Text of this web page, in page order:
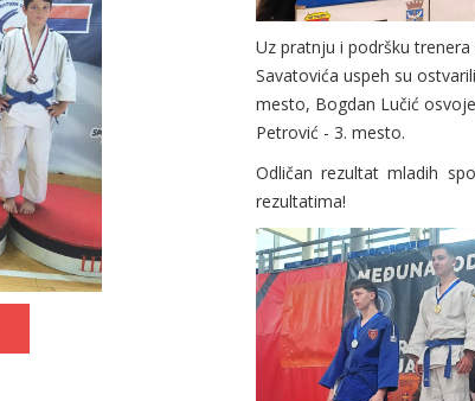
Uz pratnju i podršku trenera
Savatovića uspeh su
mesto, Bogdan Lučić
Petrović - 3. mesto.
Odličan rezultat mladih
rezultatima!